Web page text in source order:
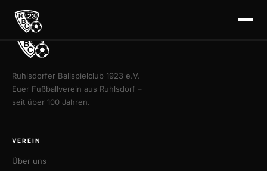
Ruhlsdorfer Ballspielclub 1923 e.V.
Euer Fußballverein aus Ruhlsdorf –
seit über 100 Jahren.
VEREIN
Über uns